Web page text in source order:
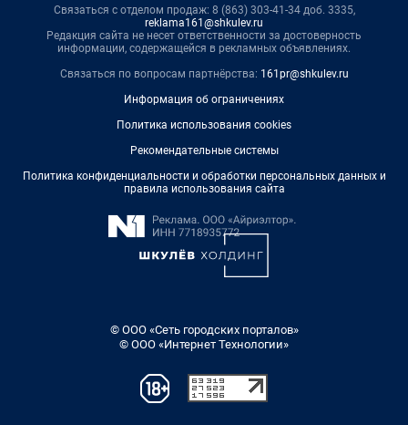
Связаться с отделом продаж: 8 (863) 303-41-34 доб. 3335,
reklama161@shkulev.ru
Редакция сайта не несет ответственности за достоверность
информации, содержащейся в рекламных объявлениях.
Связаться по вопросам партнёрства: 161pr@shkulev.ru
Информация об ограничениях
Политика использования cookies
Рекомендательные системы
Политика конфиденциальности и обработки персональных данных и
правила использования сайта
© ООО «Сеть городских порталов»
© ООО «Интернет Технологии»